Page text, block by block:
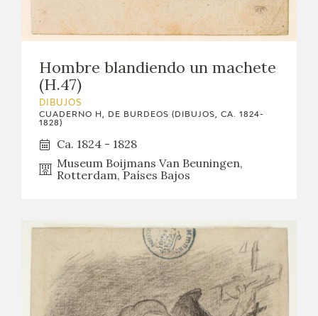
Hombre blandiendo un machete
(H.47)
DIBUJOS
CUADERNO H, DE BURDEOS (DIBUJOS, CA. 1824-
1828)
Ca. 1824 - 1828
Museum Boijmans Van Beuningen,
Rotterdam, Países Bajos